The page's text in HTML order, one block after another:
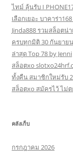
ไทม์ ลุ้นรับ I
เลือกเยอะ บาคาร่า
Jinda888 รวมสล็อตน่
ครบทุกมิติ 30 กันยายน
ล่าสุด Top 78 by Jenni
สล็อตxo
ทั้งคืน สมาชิกใหม่รับ
สล็อตxo สมัครไว้ ไม่ต
คลังเก็บ
กรกฎาคม 2026